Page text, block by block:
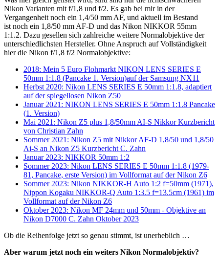
Nikon Varianten mit f/1,8 und f/2. Es gab bei mir in der
Vergangenheit noch ein 1,4/50 mm AF, und aktuell im Bestand
ist noch ein 1,8/50 mm AF-D und das Nikon NIKKOR 55mm
1:1.2. Dazu gesellen sich zahlreiche weitere Normalobjektive der
unterschiedlichsten Hersteller. Ohne Anspruch auf Vollständigkeit
hier die Nikon f/1,8 f/2 Normalobjektive:
2018: Mein 5 Euro Flohmarkt NIKON LENS SERIES E
50mm 1:1.8 (Pancake 1. Version)auf der Samsung NX11
Herbst 2020: Nikon LENS SERIES E 50mm 1:1.8, adaptiert
auf der spiegellosen Nikon Z50
Januar 2021: NIKON LENS SERIES E 50mm 1:1.8 Pancake
(1. Version)
Mai 2021: Nikon Z5 plus 1,8/50mm AI-S Nikkor Kurzbericht
von Christian Zahn
Sommer 2021: Nikon Z5 mit Nikkor AF-D 1,8/50 und 1,8/50
Ai-S an Nikon Z5 Kurzbericht C. Zahn
Januar 2023: NIKKOR 50mm 1:2
Sommer 2023: Nikon LENS SERIES E 50mm 1:1.8 (1979-
81, Pancake, erste Version) im Vollformat auf der Nikon Z6
Sommer 2023: Nikon NIKKOR-H Auto 1:2 f=50mm (1971),
Nippon Kogaku NIKKOR-Q Auto 1:3.5 f=13.5cm (1961) im
Vollformat auf der Nikon Z6
Oktober 2023: Nikon MF 24mm und 50mm - Objektive an
Nikon D7000 C. Zahn Oktober 2023
Ob die Reihenfolge jetzt so genau stimmt, ist unerheblich …
Aber warum jetzt noch ein weiters Nikon Normalobjektiv?